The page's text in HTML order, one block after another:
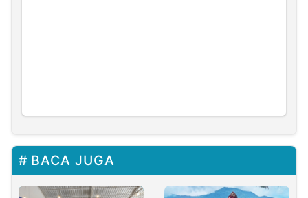
BACA JUGA